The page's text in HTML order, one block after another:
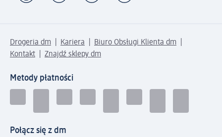
Drogeria dm Kariera
Biuro Obsługi Klienta dm
Kontakt
Znajdź sklepy dm
Metody płatności
Połącz się z dm